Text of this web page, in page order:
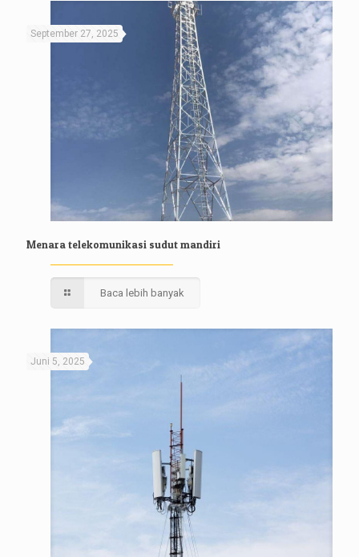
September 27, 2025
Menara telekomunikasi sudut mandiri
Baca lebih banyak
Juni 5, 2025